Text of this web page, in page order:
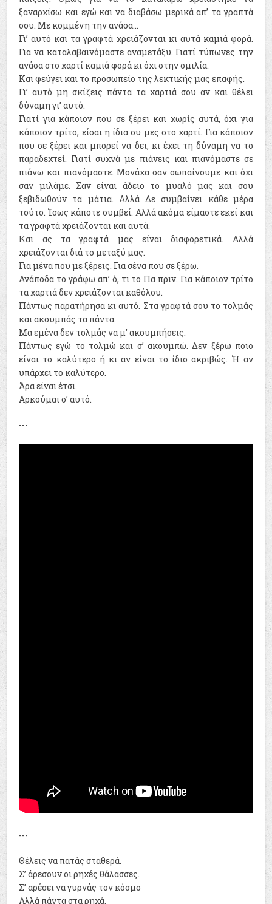
ξαναρχίσω και εγώ και να διαβάσω μερικά απ’ τα γραπτά
σου. Με κομμένη την ανάσα…
Γι’ αυτό και τα γραφτά χρειάζονται κι αυτά καμιά φορά.
Για να καταλαβαινόμαστε αναμετάξυ. Γιατί τύπωνες την
ανάσα στο χαρτί καμιά φορά κι όχι στην ομιλία.
Και φεύγει και το προσωπείο της λεκτικής μας επαφής.
Γι’ αυτό μη σκίζεις πάντα τα χαρτιά σου αν και θέλει
δύναμη γι’ αυτό.
Γιατί για κάποιον που σε ξέρει και χωρίς αυτά, όχι για
κάποιον τρίτο, είσαι η ίδια συ μες στο χαρτί. Για κάποιον
που σε ξέρει και μπορεί να δει, κι έχει τη δύναμη να το
παραδεχτεί. Γιατί συχνά με πιάνεις και πιανόμαστε σε
πιάνω και πιανόμαστε. Μονάχα σαν σωπαίνουμε και όχι
σαν μιλάμε. Σαν είναι άδειο το μυαλό μας και σου
ξεβιδωθούν τα μάτια. Αλλά Δε συμβαίνει κάθε μέρα
τούτο. Ίσως κάποτε συμβεί. Αλλά ακόμα είμαστε εκεί και
τα γραφτά χρειάζονται και αυτά.
Και ας τα γραφτά μας είναι διαφορετικά. Αλλά
χρειάζονται διά το μεταξύ μας.
Για μένα που με ξέρεις. Για σένα που σε ξέρω.
Ανάποδα το γράφω απ’ ό, τι το Πα πριν. Για κάποιον τρίτο
τα χαρτιά δεν χρειάζονται καθόλου.
Πάντως παρατήρησα κι αυτό. Στα γραφτά σου το τολμάς
και ακουμπάς τα πάντα.
Μα εμένα δεν τολμάς να μ’ ακουμπήσεις.
Πάντως εγώ το τολμώ και σ’ ακουμπώ. Δεν ξέρω ποιο
είναι το καλύτερο ή κι αν είναι το ίδιο ακριβώς. Ή αν
υπάρχει το καλύτερο.
Άρα είναι έτσι.
Αρκούμαι σ’ αυτό.
---
---
Θέλεις να πατάς σταθερά.
Σ’ άρεσουν οι ρηχές θάλασσες.
Σ’ αρέσει να γυρνάς τον κόσμο
Αλλά πάντα στα ρηχά.